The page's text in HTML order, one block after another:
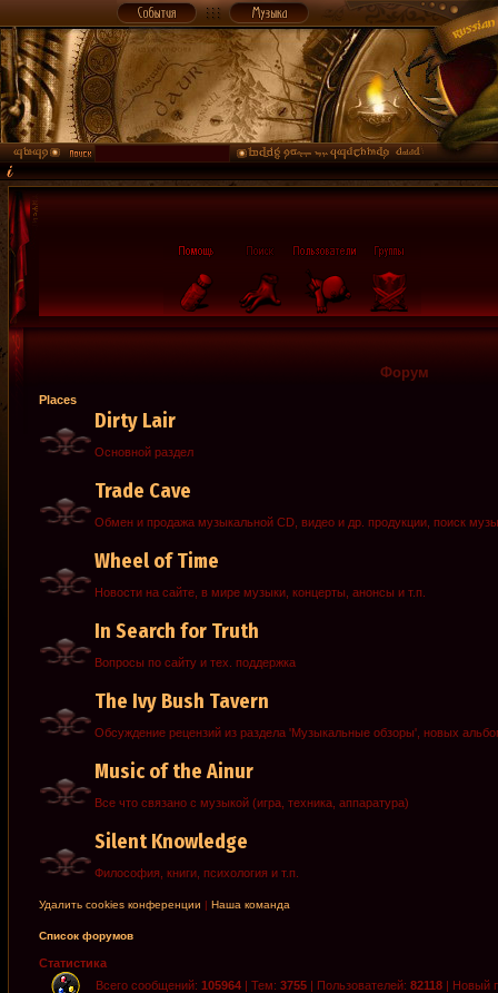
Форум
Places
Dirty Lair
Основной раздел
Trade Cave
Обмен и продажа музыкальной CD, видео и др. продукции, поиск
Wheel of Time
Новости на сайте, в мире музыки, концерты, анонсы и т.п.
In Search for Truth
Вопросы по сайту и тех. поддержка
The Ivy Bush Tavern
Обсуждение рецензий из раздела 'Музыкальные обзоры', новых
Music of the Ainur
Все что связано с музыкой (игра, техника, аппаратура)
Silent Knowledge
Философия, книги, психология и т.п.
Удалить cookies конференции | Наша команда
Список форумов
Статистика
Всего сообщений: 105964 | Тем: 3755 | Пользователей: 82118 | Новый